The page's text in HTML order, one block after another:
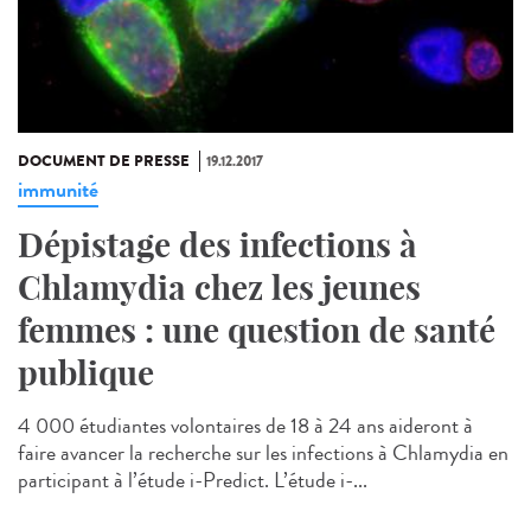
DOCUMENT DE PRESSE 19.12.2017
immunité
Dépistage des infections à
Chlamydia chez les jeunes
femmes : une question de santé
publique
4 000 étudiantes volontaires de 18 à 24 ans aideront à
faire avancer la recherche sur les infections à Chlamydia en
participant à l’étude i-Predict. L’étude i-...